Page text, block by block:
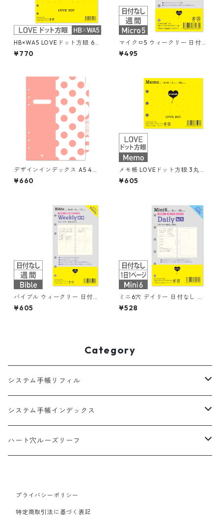
HB×WA5 LOVEドット方眼 6丸
穴 100枚 システム手帳リフィ
ル
¥770
マイクロ5 ウィークリー 日付
なし 見開き4日間 ブロック式
システム手帳リフィル
¥495
デザインインデックス A5 4山
6穴 システム手帳
¥660
メモ帳 LOVEドット方眼 3丸穴
100枚 システム手帳リフィル
¥605
バイブル ウィークリー 日付な
し 見開き1週間ブロック式 習
慣トラッカー システム手帳リ
¥605
ミニ6穴 デイリー 日付なし 見
開き2日間 システム手帳リフィ
ル
¥528
Category
システム手帳リフィル
A5
HB×WA5
ミニ6
システム手帳インデックス
A5
ミニ6
ハート穴ルーズリーフ
100枚入
プライバシーポリシー
特定商取引法に基づく表記